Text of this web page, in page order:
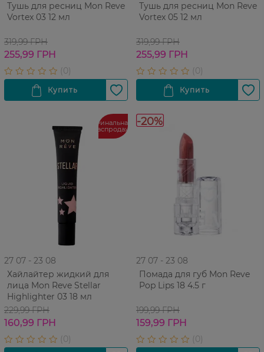
Тушь для ресниц Mon Reve
Vortex 03 12 мл
319,99 ГРН
255,99 ГРН
Тушь для ресниц Mon Reve
Vortex 05 12 мл
319,99 ГРН
255,99 ГРН
Финальная
распродажа
27 07 - 23 08
Хайлайтер жидкий для
лица Mon Reve Stellar
Highlighter 03 18 мл
229,99 ГРН
160,99 ГРН
-20%
27 07 - 23 08
Помада для губ Mon Reve
Pop Lips 18 4.5 г
199,99 ГРН
159,99 ГРН